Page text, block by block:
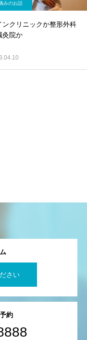
みのお話
ンクリニックか整形外科
灸院か
さい
約